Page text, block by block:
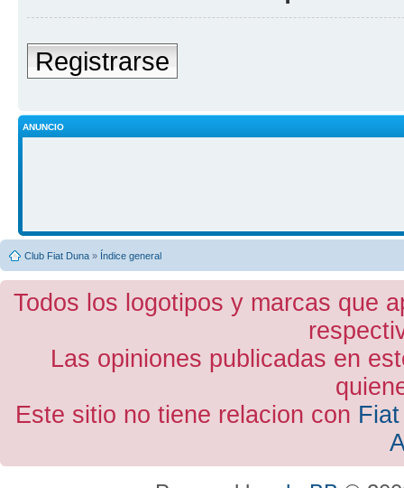
Registrarse
ANUNCIO
Club Fiat Duna » Índice general
Todos los logotipos y marcas que
Las opiniones publicadas en
Este sitio no tiene relacion con